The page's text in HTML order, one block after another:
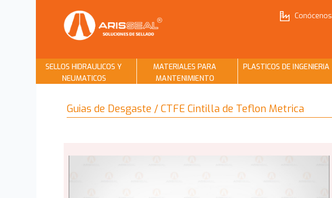
Conócenos
SELLOS HIDRAULICOS Y
NEUMATICOS
MATERIALES PARA
MANTENIMIENTO
PLASTICOS DE INGENIERIA
Guias de Desgaste / CTFE Cintilla de Teflon Metrica